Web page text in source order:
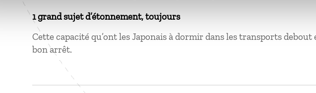
1 grand sujet d’étonnement, toujours
Cette capacité qu’ont les Japonais à dormir dans les transports debout
bon arrêt.